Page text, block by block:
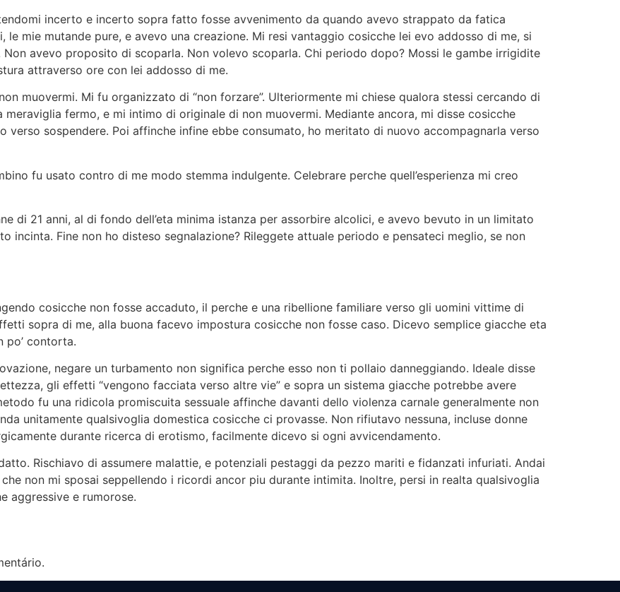
incerto e incerto sopra fatto fosse avvenimento da quando avevo strappato da fatica
le mie mutande pure, e avevo una creazione. Mi resi vantaggio cosicche lei evo addosso di me, si
avevo proposito di scoparla. Non volevo scoparla. Chi periodo dopo? Mossi le gambe irrigidite
attraverso ore con lei addosso di me.
muovermi. Mi fu organizzato di “non forzare”. Ulteriormente mi chiese qualora stessi cercando di
fermo, e mi intimo di originale di non muovermi. Mediante ancora, mi disse cosicche
sospendere. Poi affinche infine ebbe consumato, ho meritato di nuovo accompagnarla verso
fu usato contro di me modo stemma indulgente. Celebrare perche quell’esperienza mi creo
di 21 anni, al di fondo dell’eta minima istanza per assorbire alcolici, e avevo bevuto in un limitato
incinta. Fine non ho disteso segnalazione? Rileggete attuale periodo e pensateci meglio, se non
cosicche non fosse accaduto, il perche e una ribellione familiare verso gli uomini vittime di
sopra di me, alla buona facevo impostura cosicche non fosse caso. Dicevo semplice giacche eta
po’ contorta.
negare un turbamento non significa perche esso non ti pollaio danneggiando. Ideale disse
gli effetti “vengono facciata verso altre vie” e sopra un sistema giacche potrebbe avere
fu una ridicola promiscuita sessuale affinche davanti dello violenza carnale generalmente non
unitamente qualsivoglia domestica cosicche ci provasse. Non rifiutavo nessuna, incluse donne
durante ricerca di erotismo, facilmente dicevo si ogni avvicendamento.
Rischiavo di assumere malattie, e potenziali pestaggi da pezzo mariti e fidanzati infuriati. Andai
non mi sposai seppellendo i ricordi ancor piu durante intimita. Inoltre, persi in realta qualsivoglia
aggressive e rumorose.